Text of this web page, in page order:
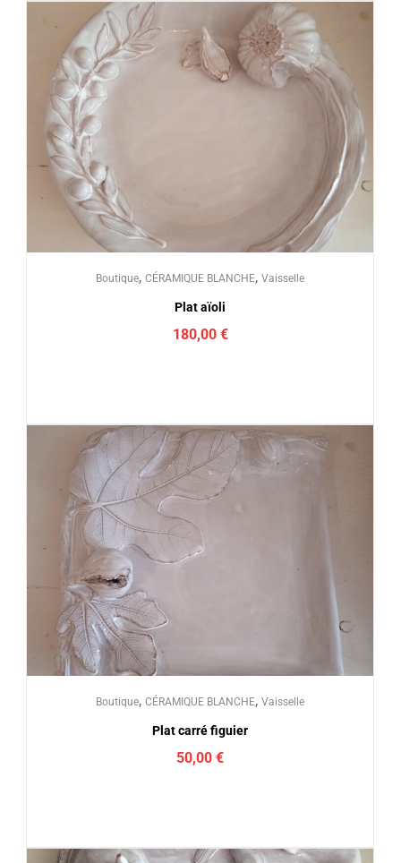
Boutique, CÉRAMIQUE BLANCHE, Vaisselle
Plat aïoli
180,00 €
Boutique, CÉRAMIQUE BLANCHE, Vaisselle
Plat carré figuier
50,00 €